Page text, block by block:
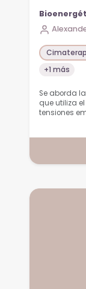
+1 más
Se aborda
que utiliza
tensiones